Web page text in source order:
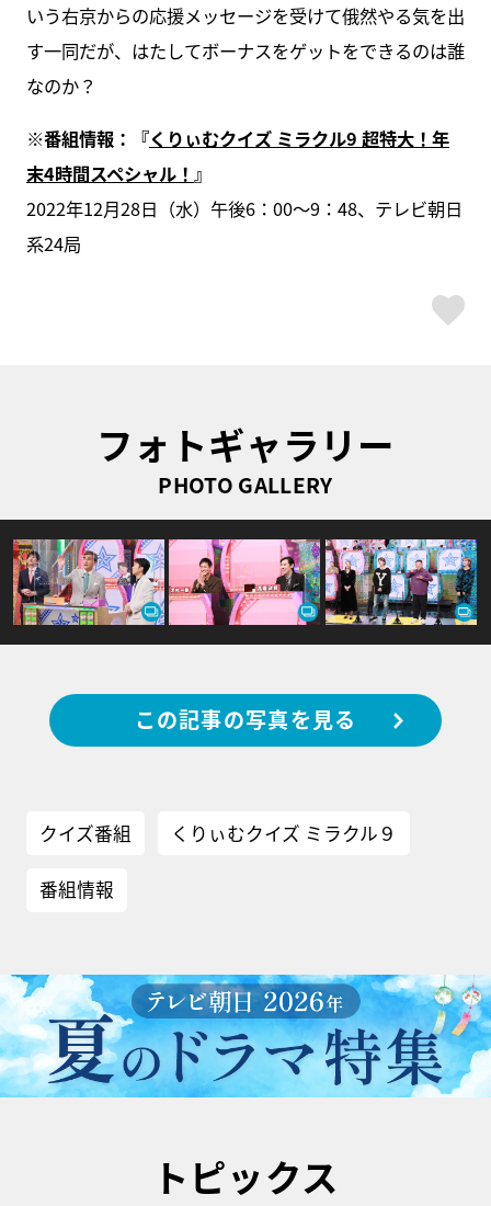
いう右京からの応援メッセージを受けて俄然やる気を出
す一同だが、はたしてボーナスをゲットをできるのは誰
なのか？
※番組情報：『くりぃむクイズ ミラクル9 超特大！年
末4時間スペシャル！ 』
2022年12月28日（水）午後6：00〜9：48、テレビ朝日
系24局
フォトギャラリー
PHOTO GALLERY
この記事の写真を見る
クイズ番組 くりぃむクイズ ミラクル９
番組情報
トピックス